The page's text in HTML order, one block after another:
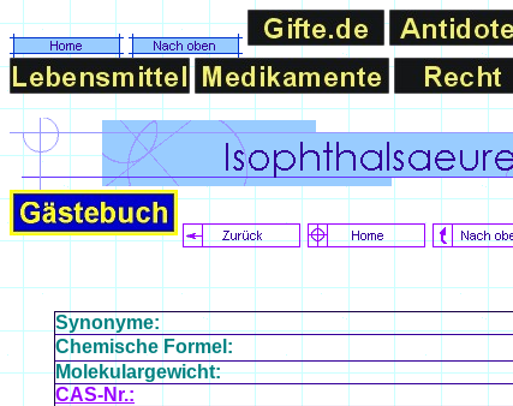
Synonyme:
Chemische Formel:
Molekulargewicht:
CAS-Nr.: